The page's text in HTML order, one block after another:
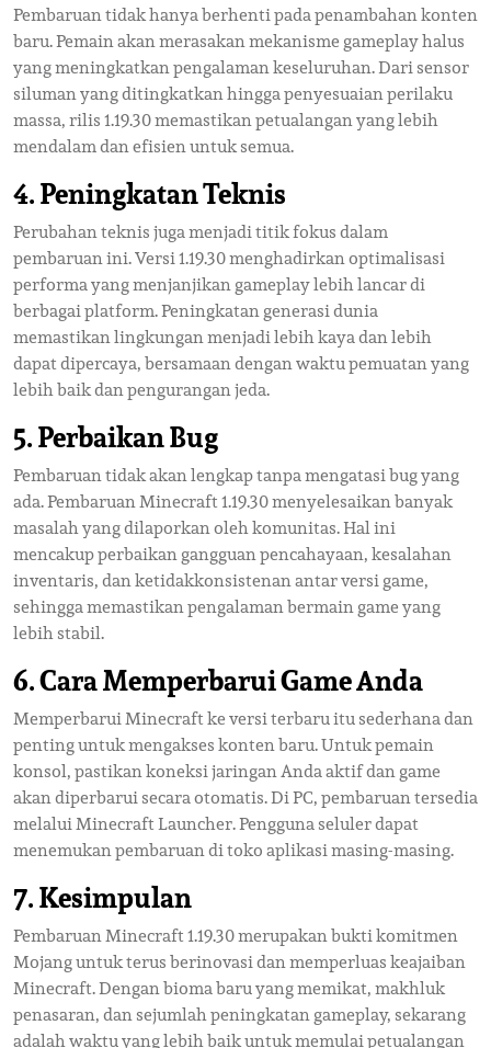
Pembaruan tidak hanya berhenti pada penambahan konten
baru. Pemain akan merasakan mekanisme gameplay halus
yang meningkatkan pengalaman keseluruhan. Dari sensor
siluman yang ditingkatkan hingga penyesuaian perilaku
massa, rilis 1.19.30 memastikan petualangan yang lebih
mendalam dan efisien untuk semua.
4. Peningkatan Teknis
Perubahan teknis juga menjadi titik fokus dalam
pembaruan ini. Versi 1.19.30 menghadirkan optimalisasi
performa yang menjanjikan gameplay lebih lancar di
berbagai platform. Peningkatan generasi dunia
memastikan lingkungan menjadi lebih kaya dan lebih
dapat dipercaya, bersamaan dengan waktu pemuatan yang
lebih baik dan pengurangan jeda.
5. Perbaikan Bug
Pembaruan tidak akan lengkap tanpa mengatasi bug yang
ada. Pembaruan Minecraft 1.19.30 menyelesaikan banyak
masalah yang dilaporkan oleh komunitas. Hal ini
mencakup perbaikan gangguan pencahayaan, kesalahan
inventaris, dan ketidakkonsistenan antar versi game,
sehingga memastikan pengalaman bermain game yang
lebih stabil.
6. Cara Memperbarui Game Anda
Memperbarui Minecraft ke versi terbaru itu sederhana dan
penting untuk mengakses konten baru. Untuk pemain
konsol, pastikan koneksi jaringan Anda aktif dan game
akan diperbarui secara otomatis. Di PC, pembaruan tersedia
melalui Minecraft Launcher. Pengguna seluler dapat
menemukan pembaruan di toko aplikasi masing-masing.
7. Kesimpulan
Pembaruan Minecraft 1.19.30 merupakan bukti komitmen
Mojang untuk terus berinovasi dan memperluas keajaiban
Minecraft. Dengan bioma baru yang memikat, makhluk
penasaran, dan sejumlah peningkatan gameplay, sekarang
adalah waktu yang lebih baik untuk memulai petualangan